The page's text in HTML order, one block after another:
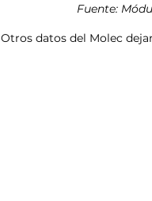
Fuente:
Otros datos del Molec